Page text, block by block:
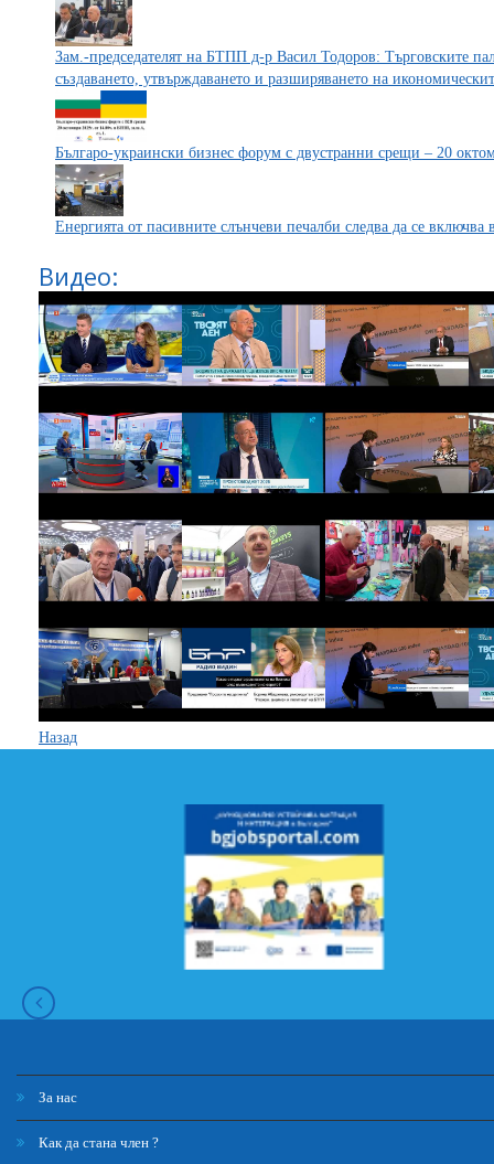
Зам.-председателят на БТПП д-р Васил Тодоров: Търговските
създаването, утвърждаването и разширяването на
Българо-украински бизнес форум с двустранни срещи – 20
Енергията от пасивните слънчеви печалби следва да се
Видео:
Назад
За нас
Как да стана член ?